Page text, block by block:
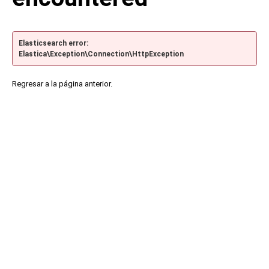
Elasticsearch error:
Elastica\Exception\Connection\HttpException
Regresar a la página anterior.